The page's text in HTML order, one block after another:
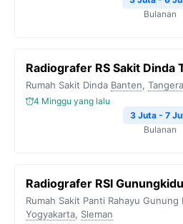
Bulanan
Radiografer RS Sakit Dinda
Rumah Sakit Dinda Banten,
4 Minggu yang lalu
3 Juta - 7
Bulanan
Radiografer RSI
Rumah Sakit Panti Rahayu Gunung
Yogyakarta, Sleman